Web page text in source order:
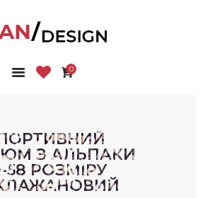
0
З АЛЬПАКИ
58 РОЗМІРУ